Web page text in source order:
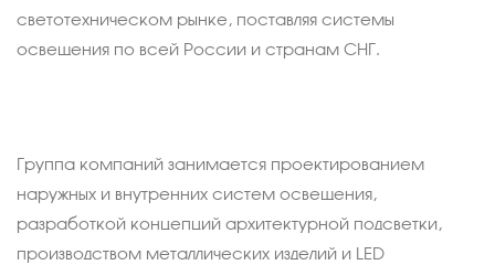
светотехническом рынке, поставляя системы
освещения по всей России и странам СНГ.
Группа компаний занимается проектированием
наружных и внутренних систем освещения,
разработкой концепций архитектурной подсветки,
производством металлических изделий и LED